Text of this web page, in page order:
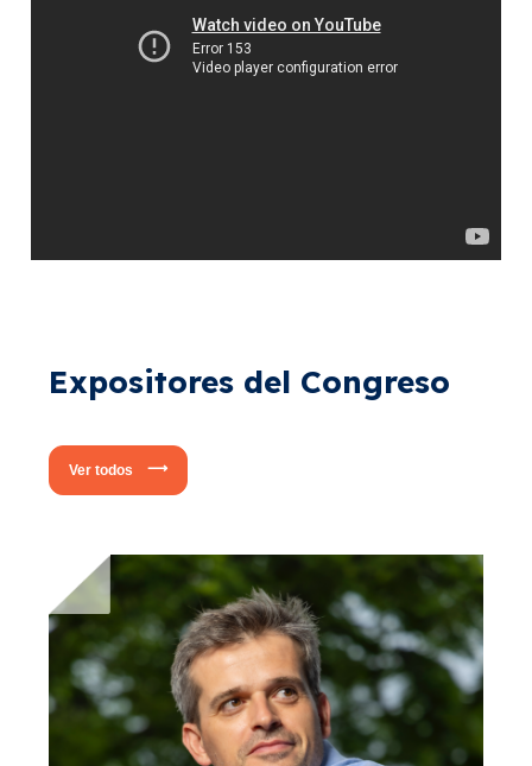
Expositores del Congreso
Ver todos